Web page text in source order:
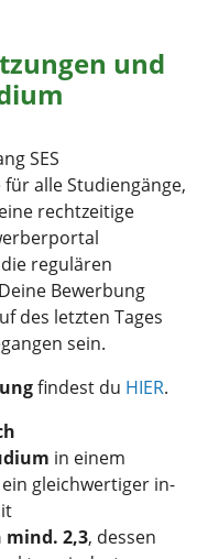
und
SES
alle Studiengänge,
rechtzeitige
regulären
Bewerbung
des letzten Tages
sein.
findest du HIER.
in einem
gleichwertiger in-
mind. 2,3, dessen